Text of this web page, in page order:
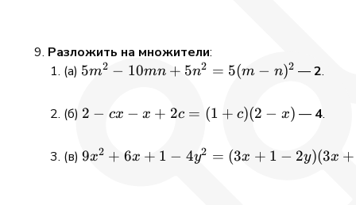
Разложить на множители:
(a) 5m^2
10mn
5n^2
=
5m2 − 10mn + 5n2 = 5(m − n)2 —2.
(б) 2
cx
-
2 − cx − x + 2c = (1 + c)(2 − x) — 4.
(в) 9x^2
9x2 + 6x + 1 − 4y2 = (3x + 1 − 2y)(3x +